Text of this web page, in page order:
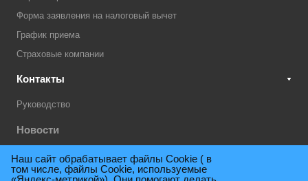
Форма заявления на налоговый вычет
График приема
Страховые компании
Контакты
Руководство
Новости
Техническая поддержка
Наш сайт обрабатывает файлы Cookie ( в
том числе, файлы Cookie, используемые